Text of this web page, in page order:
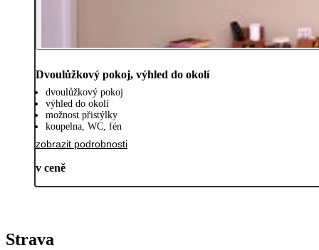
Dvoulůžkový pokoj, výhled do okolí
dvoulůžkový pokoj
výhled do okolí
možnost přistýlky
koupelna, WC, fén
zobrazit podrobnosti
v ceně
Strava